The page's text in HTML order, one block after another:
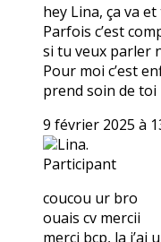
hey Lina, ça va et
Parfois c’est
si tu veux parler
Pour moi c’est
prend soin de toi
9 février 2025 à
Lina.
Participant
coucou ur bro
ouais cv mercii
merci bcp, la j’ai